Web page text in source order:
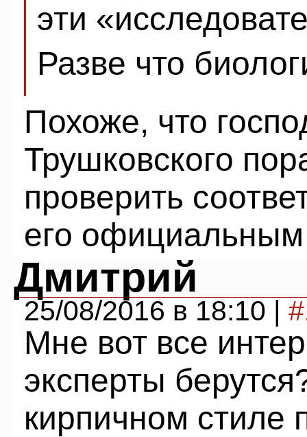
эти
Разве что
Похоже, что
Трушковского
проверить
его
Дмитрий
25/08/2016 в 18:10 |
Мне вот все
эксперты
кирпичном стиле